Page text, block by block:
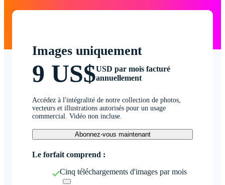
Images uniquement
9 US$USD par mois facturé
annuellement
Accédez à l'intégralité de notre collection de photos,
vecteurs et illustrations autorisés pour un usage
commercial. Vidéo non incluse.
Abonnez-vous maintenant
Le forfait comprend :
Cinq téléchargements d'images par mois